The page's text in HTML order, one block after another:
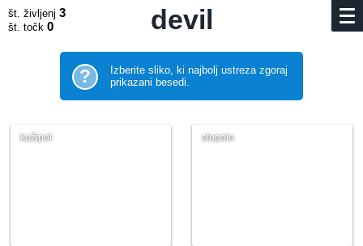
št. življenj 3
št. točk 0 devil
?
Izberite sliko, ki najbolj ustreza zgoraj
prikazani besedi.
kažipot stopalo